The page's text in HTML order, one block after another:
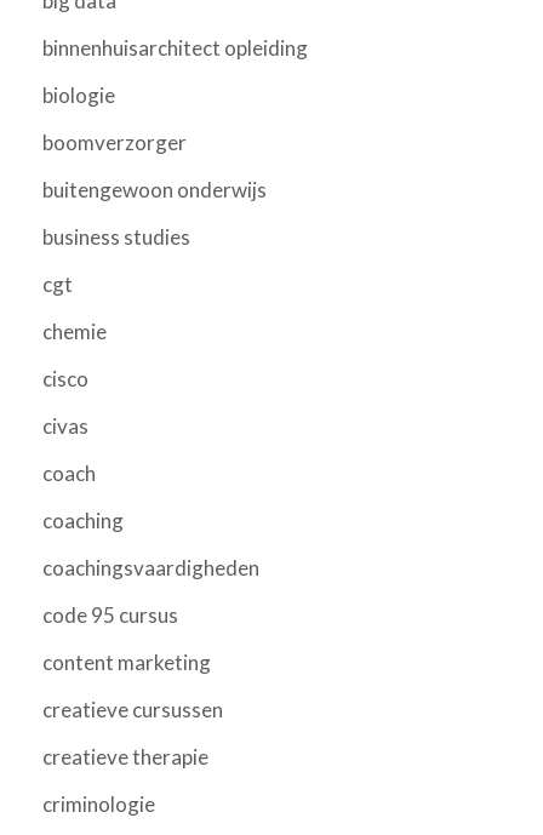
binnenhuisarchitect opleiding
biologie
boomverzorger
buitengewoon onderwijs
business studies
cgt
chemie
cisco
civas
coach
coaching
coachingsvaardigheden
code 95 cursus
content marketing
creatieve cursussen
creatieve therapie
criminologie